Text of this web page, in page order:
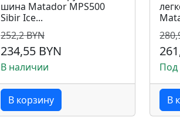
шина Matador MPS500
Sibir Ice...
252,2 BYN
234,55 BYN
В наличии
В корзину
Под
В